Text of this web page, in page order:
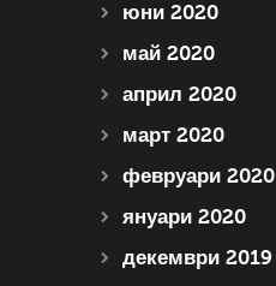
юни 2020
май 2020
април 2020
март 2020
февруари 2020
януари 2020
декември 2019